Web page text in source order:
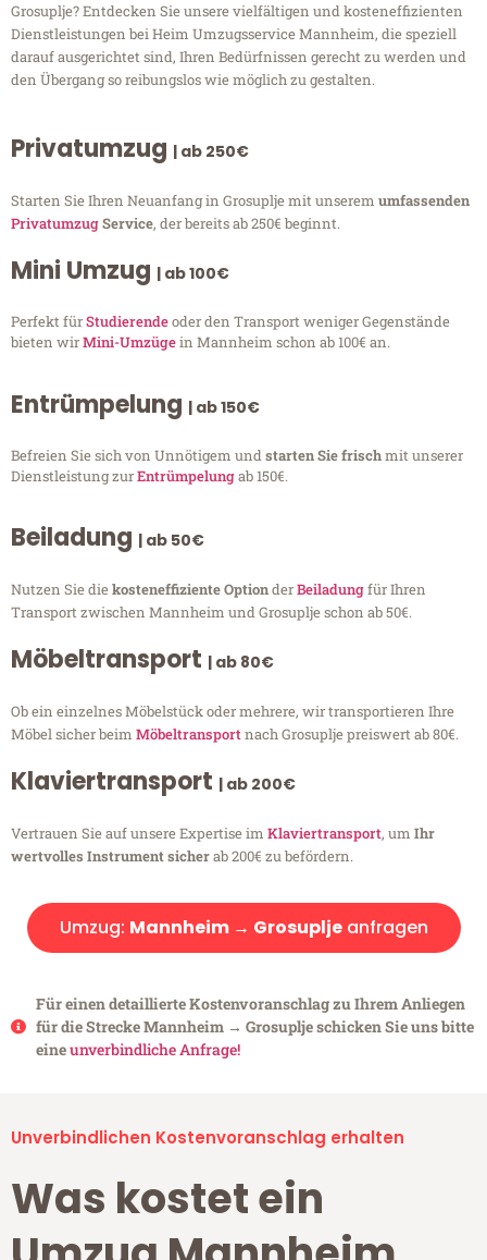
Grosuplje? Entdecken Sie unsere vielfältigen und kosteneffizienten
Dienstleistungen bei Heim Umzugsservice Mannheim, die speziell
darauf ausgerichtet sind, Ihren Bedürfnissen gerecht zu werden und
den Übergang so reibungslos wie möglich zu gestalten.
Privatumzug | ab 250€
Starten Sie Ihren Neuanfang in Grosuplje mit unserem umfassenden
PrivatumzugService, der bereits ab 250€ beginnt.
Mini Umzug | ab 100€
Perfekt fürStudierendeoder den Transport weniger Gegenstände
bieten wirMini-Umzügein Mannheim schon ab 100€ an.
Entrümpelung | ab 150€
Befreien Sie sich von Unnötigem undstarten Sie frischmit unserer
Dienstleistung zurEntrümpelungab 150€.
Beiladung | ab 50€
Nutzen Sie diekosteneffiziente OptionderBeiladungfür Ihren
Transport zwischen Mannheim und Grosuplje schon ab 50€.
Möbeltransport | ab 80€
Ob ein einzelnes Möbelstück oder mehrere, wir transportieren Ihre
Möbel sicher beim Möbeltransportnach Grosuplje preiswert ab 80€.
Klaviertransport | ab 200€
Vertrauen Sie auf unsere Expertise im Klaviertransport, um Ihr
wertvolles Instrument sicherab 200€ zu befördern.
Umzug: Mannheim → Grosupljeanfragen
Für einen detaillierte Kostenvoranschlag zu Ihrem Anliegen
für die Strecke Mannheim → Grosuplje schicken Sie uns bitte
eineunverbindliche Anfrage!
Unverbindlichen Kostenvoranschlag erhalten
Was kostet ein